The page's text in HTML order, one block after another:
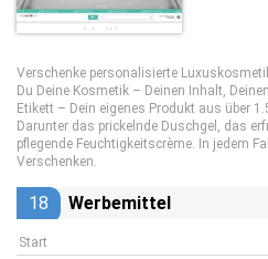
Verschenke personalisierte
Du Deine Kosmetik – Deinen Inhalt,
Etikett – Dein eigenes Produkt aus über
Darunter das prickelnde Duschgel, das
pflegende Feuchtigkeitscrème. In jedem
Verschenken.
18 Werbemittel
Start